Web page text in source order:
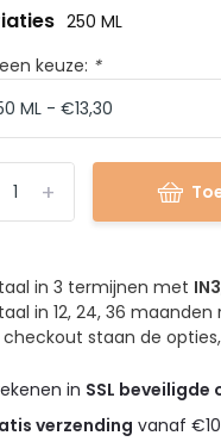
250 ML
keuze: *
+
in 3 termijnen met IN3
in 12, 24, 36 maanden
checkout staan de
in SSL beveiligde
verzending vanaf